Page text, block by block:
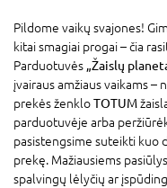
Pildome vaikų svajones!
kitai smagiai progai – čia
Parduotuvės „Žaislų
įvairaus amžiaus vaikams –
prekės ženkloTOTUM
parduotuvėje arba
pasistengsime suteikti kuo
prekę. Mažiausiems
spalvingų lėlyčių ar